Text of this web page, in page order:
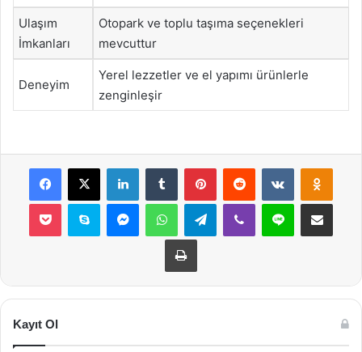
Ulaşım
İmkanları
Otopark ve toplu taşıma seçenekleri
mevcuttur
Deneyim
Yerel lezzetler ve el yapımı ürünlerle
zenginleşir
Facebook
X LinkedInTumblr PinterestReddit VKontakte
Pocket Skype MessengerWhatsAppTelegramViber Line E-Posta ile
Yazdır
Kayıt Ol